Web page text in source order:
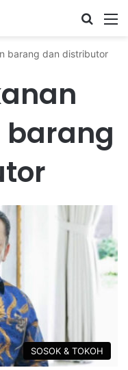
Cari ...
barang dan distributor
SOSOK & TOKOH